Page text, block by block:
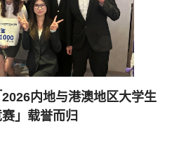
内地与港澳地区大学生
」载誉而归